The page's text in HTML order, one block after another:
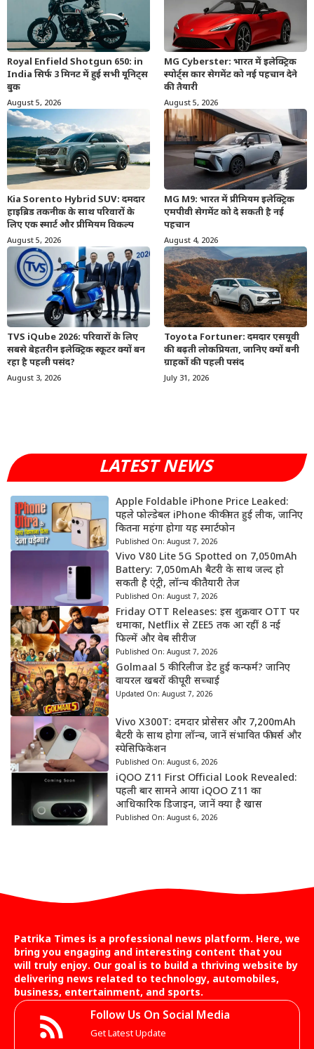
Royal Enfield Shotgun 650: in
India सिर्फ 3 मिनट में हुई सभी यूनिट्स
बुक
August 5, 2026
MG Cyberster: भारत में इलेक्ट्रिक
स्पोर्ट्स कार सेगमेंट को नई पहचान देने
की तैयारी
August 5, 2026
Kia Sorento Hybrid SUV: दमदार
हाइब्रिड तकनीक के साथ परिवारों के
लिए एक स्मार्ट और प्रीमियम विकल्प
August 5, 2026
MG M9: भारत में प्रीमियम इलेक्ट्रिक
एमपीवी सेगमेंट को दे सकती है नई
पहचान
August 4, 2026
TVS iQube 2026: परिवारों के लिए
सबसे बेहतरीन इलेक्ट्रिक स्कूटर क्यों बन
रहा है पहली पसंद?
August 3, 2026
Toyota Fortuner: दमदार एसयूवी
की बढ़ती लोकप्रियता, जानिए क्यों बनी
ग्राहकों की पहली पसंद
July 31, 2026
LATEST NEWS
Apple Foldable iPhone Price Leaked:
पहले फोल्डेबल iPhone की कीमत हुई लीक, जानिए
कितना महंगा होगा यह स्मार्टफोन
Published On: August 7, 2026
Vivo V80 Lite 5G Spotted on 7,050mAh
Battery: 7,050mAh बैटरी के साथ जल्द हो
सकती है एंट्री, लॉन्च की तैयारी तेज
Published On: August 7, 2026
Friday OTT Releases: इस शुक्रवार OTT पर
धमाका, Netflix से ZEE5 तक आ रहीं 8 नई
फिल्में और वेब सीरीज
Published On: August 7, 2026
Golmaal 5 की रिलीज डेट हुई कन्फर्म? जानिए
वायरल खबरों की पूरी सच्चाई
Updated On: August 7, 2026
Vivo X300T: दमदार प्रोसेसर और 7,200mAh
बैटरी के साथ होगा लॉन्च, जानें संभावित फीचर्स और
स्पेसिफिकेशन
Published On: August 6, 2026
iQOO Z11 First Official Look Revealed:
पहली बार सामने आया iQOO Z11 का
आधिकारिक डिजाइन, जानें क्या है खास
Published On: August 6, 2026
Patrika Times is a professional news platform. Here, we
bring you engaging and interesting content that you
will truly enjoy. Our goal is to build a thriving website by
delivering news related to technology, automobiles,
business, entertainment, and sports.
Follow Us On Social Media
Get Latest Update